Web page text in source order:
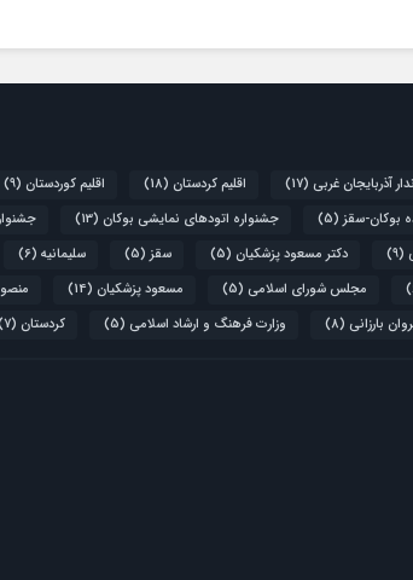
آذربایجان غربی (17) اقلیم کردستان (18) اقلیم کوردستان (9)
بوکان-سقز (5) جشنواره اتودهای نمایشی بوکان (13)
(9) دکتر مسعود پزشکیان (5) سقز (5) سلیمانیه (6)
مجلس شورای اسلامی (5) مسعود پزشکیان (14)
بارزانی (8) وزارت فرهنگ و ارشاد اسلامی (5) کردستان (7)